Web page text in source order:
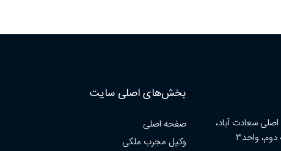
اصلی سعادت آباد،
بخش‌های اصلی سایت
صفحه اصلی
وکیل مجرب ملکی